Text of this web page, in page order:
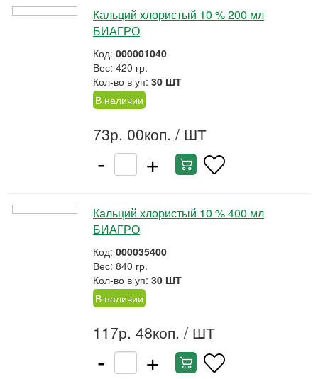
Кальций хлористый 10 % 200 мл
БИАГРО
Код: 000001040
Вес: 420 гр.
Кол-во в уп: 30 ШТ
В наличии
73р. 00коп. / ШТ
- +
Кальций хлористый 10 % 400 мл
БИАГРО
Код: 000035400
Вес: 840 гр.
Кол-во в уп: 30 ШТ
В наличии
117р. 48коп. / ШТ
- +